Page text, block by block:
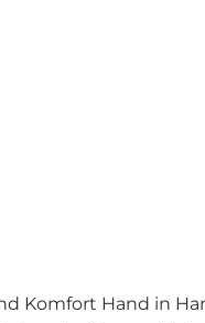
Komfort Hand in